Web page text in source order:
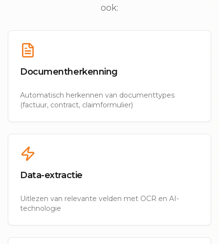
ook:
Documentherkenning
Automatisch herkennen van documenttypes
(factuur, contract, claimformulier)
Data-extractie
Uitlezen van relevante velden met OCR en AI-
technologie